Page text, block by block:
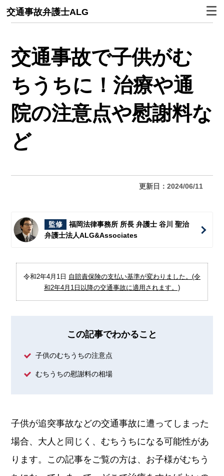
交通事故弁護士ALG
交通事故で子供がむ
ちうちに！治療や通
院の注意点や慰謝料な
ど
更新日：2024/06/11
監修
福岡法律事務所 所長 弁護士 谷川 聖治
弁護士法人ALG&Associates
令和2年4月1日 自賠責保険の支払い基準が変わりました。(令
和2年4月1日以降の交通事故に適用されます。)
この記事でわかること
子供のむちうちの注意点
むちうちの慰謝料の相場
子供が追突事故などの交通事故に遭ってしまった
場合、大人と同じく、むちうちになる可能性があ
ります。この記事をご覧の方は、お子様がむちう